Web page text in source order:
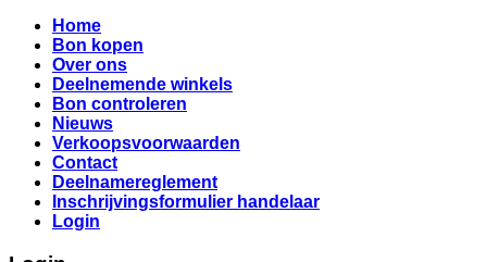
Home
Bon kopen
Over ons
Deelnemende winkels
Bon controleren
Nieuws
Verkoopsvoorwaarden
Contact
Deelnamereglement
Inschrijvingsformulier handelaar
Login